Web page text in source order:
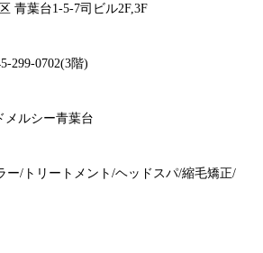
青葉台1-5-7司ビル2F,3F
299-0702(3階)
メルシー青葉台
ー/ トリートメント /ヘッドスパ/縮毛矯正/